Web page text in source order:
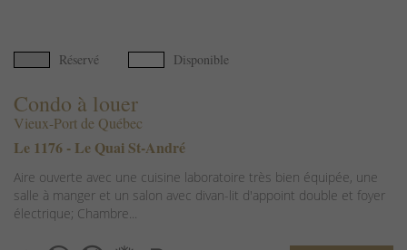
Réservé Disponible
Condo à louer
Vieux-Port de Québec
Le 1176 - Le Quai St-André
Aire ouverte avec une cuisine laboratoire très bien équipée, une
salle à manger et un salon avec divan-lit d'appoint double et foyer
électrique; Chambre...